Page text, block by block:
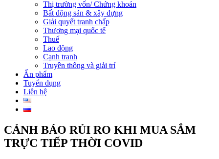
Thị trường vốn/ Chứng khoán
Bất động sản & xây dựng
Giải quyết tranh chấp
Thương mại quốc tế
Thuế
Lao động
Cạnh tranh
Truyền thông và giải trí
Ấn phẩm
Tuyển dụng
Liên hệ
CẢNH BÁO RỦI RO KHI MUA SẮM
TRỰC TIẾP THỜI COVID